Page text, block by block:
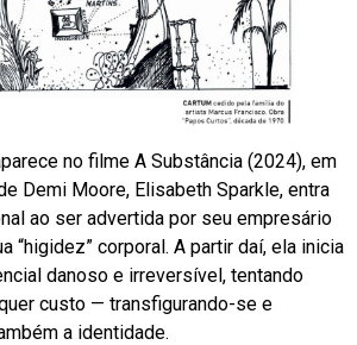
no filme A Substância (2024), em
Demi Moore, Elisabeth Sparkle, entra
ao ser advertida por seu empresário
“higidez” corporal. A partir daí, ela inicia
danoso e irreversível, tentando
custo — transfigurando-se e
a identidade.